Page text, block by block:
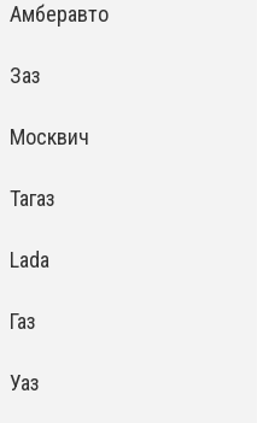
Амберавто
Заз
Москвич
Тагаз
Lada
Газ
Уаз